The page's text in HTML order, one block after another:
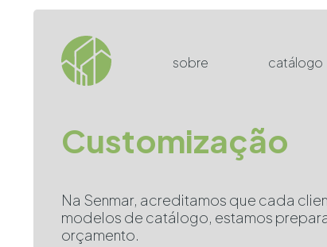
sobre catálogo
Customização
Na Senmar, acreditamos que cada
modelos de catálogo, estamos
orçamento.